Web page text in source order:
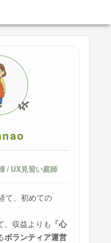
🌿
/ UX見習い庭師
て、初めての
、収益よりも 「心
ボランティア運営